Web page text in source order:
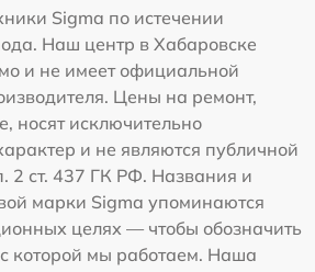
Sigma по истечении
Наш центр в Хабаровске
и не имеет официальной
Цены на ремонт,
носят исключительно
и не являются публичной
2 ст. 437 ГК РФ. Названия и
марки Sigma упоминаются
целях — чтобы обозначить
которой мы работаем. Наша